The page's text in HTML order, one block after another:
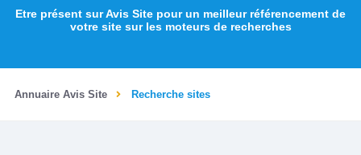
Etre présent sur Avis Site pour un meilleur référencement de
votre site sur les moteurs de recherches
Annuaire Avis Site Recherche sites